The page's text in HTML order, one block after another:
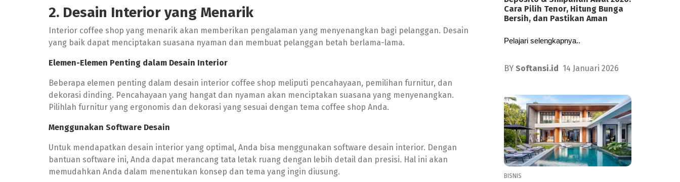
2. Desain Interior yang Menarik
Interior coffee shop yang menarik akan memberikan pengalaman yang menyenangkan bagi pelanggan. Desain
yang baik dapat menciptakan suasana nyaman dan membuat pelanggan betah berlama-lama.
Elemen-Elemen Penting dalam Desain Interior
Beberapa elemen penting dalam desain interior coffee shop meliputi pencahayaan, pemilihan furnitur, dan
dekorasi dinding. Pencahayaan yang hangat dan nyaman akan menciptakan suasana yang menyenangkan.
Pilihlah furnitur yang ergonomis dan dekorasi yang sesuai dengan tema coffee shop Anda.
Menggunakan Software Desain
Untuk mendapatkan desain interior yang optimal, Anda bisa menggunakan software desain interior. Dengan
bantuan software ini, Anda dapat merancang tata letak ruang dengan lebih detail dan presisi. Hal ini akan
memudahkan Anda dalam menentukan konsep dan tema yang ingin diusung.
Cara Pilih Tenor, Hitung Bunga
Bersih, dan Pastikan Aman
Pelajari selengkapnya..
BY Softansi.id 14 Januari 2026
BISNIS